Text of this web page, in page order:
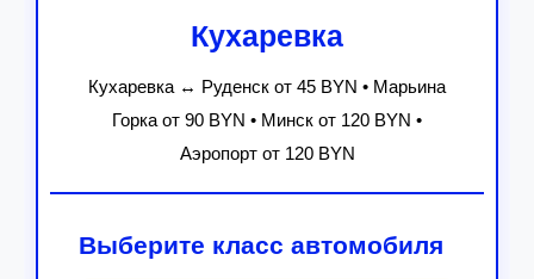
Кухаревка
Кухаревка ↔ Руденск от 45 BYN • Марьина
Горка от 90 BYN • Минск от 120 BYN •
Аэропорт от 120 BYN
Выберите класс автомобиля